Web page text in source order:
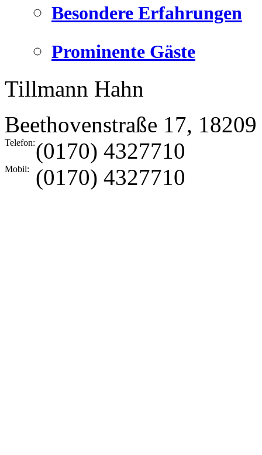
Besondere Erfahrungen
Prominente Gäste
Tillmann Hahn
Beethovenstraße 17, 18209
Telefon:(0170) 4327710
Mobil: (0170) 4327710